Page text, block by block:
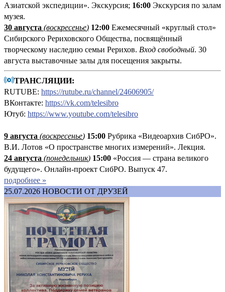
Азиатской экспедиции». Экскурсия; 16:00 Экскурсия по залам
музея.
30 августа (воскресенье) 12:00 Ежемесячный «круглый стол»
Сибирского Рериховского Общества, посвящённый
творческому наследию семьи Рерихов. Вход свободный. 30
августа выставочные залы для посещения закрыты.
ТРАНСЛЯЦИИ:
RUTUBE: https://rutube.ru/channel/24606905/
ВКонтакте: https://vk.com/telesibro
Ютуб: https://www.youtube.com/telesibro
9 августа (воскресенье) 15:00 Рубрика «Видеоархив СибРО».
В.И. Лотов «О пространстве многих измерений». Лекция.
24 августа (понедельник) 15:00 «Россия — страна великого
будущего». Онлайн-проект СибРО. Выпуск 47.
подробнее »
25.07.2026 НОВОСТИ ОТ ДРУЗЕЙ